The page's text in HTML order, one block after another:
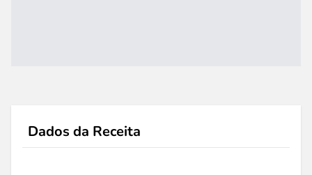
Dados da Receita